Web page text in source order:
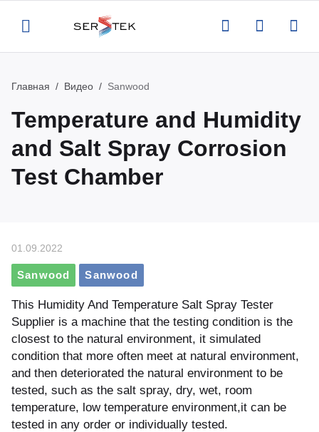
Назад
Назад
измерительное
оборудование
и антистатическая
Назад
и аттестация поставляемого
измерений по задаче
интеграционные проекты
ПО для автоматизации
по ТЗ заказчика
Назад
Главная Видео Sanwood
Temperature and Humidity
and Salt Spray Corrosion
Test Chamber
01.09.2022
Sanwood Sanwood
This Humidity And Temperature Salt Spray Tester
Supplier is a machine that the testing condition is the
closest to the natural environment, it simulated
condition that more often meet at natural environment,
and then deteriorated the natural environment to be
tested, such as the salt spray, dry, wet, room
temperature, low temperature environment,it can be
tested in any order or individually tested.